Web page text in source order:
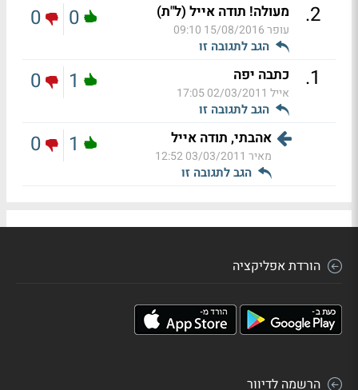
2
. מעולה! תודה אייל (ל"ת)
עופר15/08/2016 09:10
הגב לתגובה זו
0
0
1
. כתבה יפה
אייל 02/03/2011 17:05
הגב לתגובה זו
1
0
אהבתי, תודה אייל
מאיר 03/03/2011 12:52
הגב לתגובה זו
1
0
הורדת אפליקציה
הרשמה לדיוור